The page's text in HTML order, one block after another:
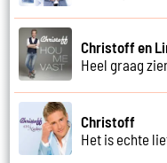
Christoff en
Heel graag
Christoff
Het is echte